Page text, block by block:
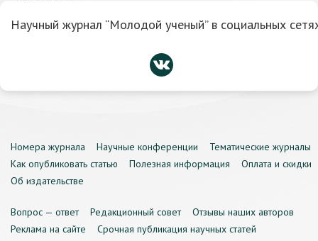
Научный журнал “Молодой ученый” в социальных
Номера журнала Научные конференции
Тематические журналы
Как опубликовать статью
Полезная информация
Оплата и скидки
Об издательстве
Вопрос — ответ Редакционный совет
Отзывы наших авторов
Реклама на сайте
Срочная публикация научных статей